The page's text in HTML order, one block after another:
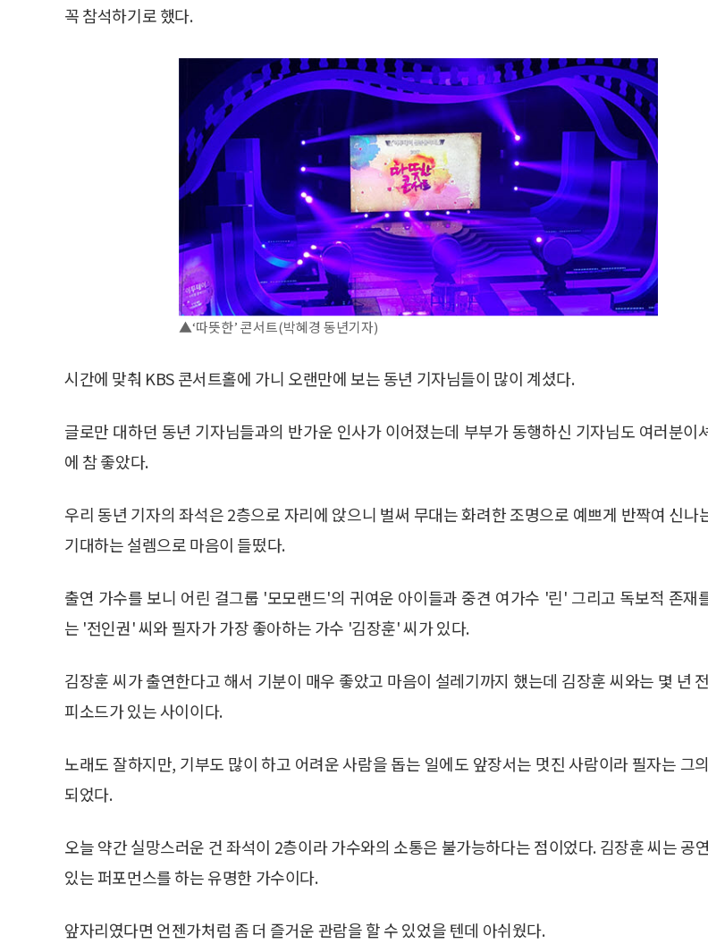
꼭 참석하기로 했다.
▲‘따뜻한’ 콘서트(박혜경 동년기자)
시간에 맞춰 KBS 콘서트홀에 가니 오랜만에 보는 동년 기자님들이 많이 계셨다.
글로만 대하던 동년 기자님들과의 반가운 인사가 이어졌는데 부부가 동행하신 기자님도 여러분이
에 참 좋았다.
우리 동년 기자의 좌석은 2층으로 자리에 앉으니 벌써 무대는 화려한 조명으로 예쁘게 반짝여 신나
기대하는 설렘으로 마음이 들떴다.
출연 가수를 보니 어린 걸그룹 '모모랜드'의 귀여운 아이들과 중견 여가수 '린' 그리고 독보적 존재
는 '전인권' 씨와 필자가 가장 좋아하는 가수 '김장훈' 씨가 있다.
김장훈 씨가 출연한다고 해서 기분이 매우 좋았고 마음이 설레기까지 했는데 김장훈 씨와는 몇 년
피소드가 있는 사이이다.
노래도 잘하지만, 기부도 많이 하고 어려운 사람을 돕는 일에도 앞장서는 멋진 사람이라 필자는 그
되었다.
오늘 약간 실망스러운 건 좌석이 2층이라 가수와의 소통은 불가능하다는 점이었다. 김장훈 씨는 공
있는 퍼포먼스를 하는 유명한 가수이다.
앞자리였다면 언젠가처럼 좀 더 즐거운 관람을 할 수 있었을 텐데 아쉬웠다.